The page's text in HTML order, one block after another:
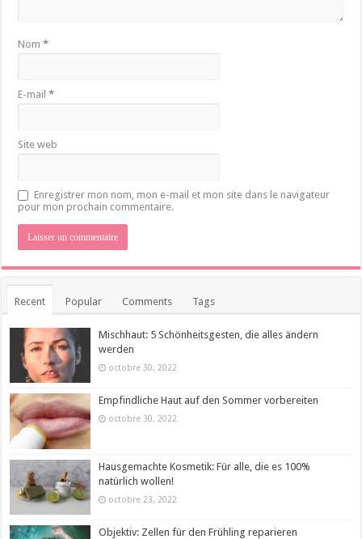
Nom*
E-mail*
Site web
Enregistrer mon nom, mon e-mail et mon site dans le navigateur
pour mon prochain commentaire.
Recent Popular Comments Tags
Mischhaut: 5 Schönheitsgesten, die alles ändern
werden
octobre 30, 2022
Empfindliche Haut auf den Sommer vorbereiten
octobre 30, 2022
Hausgemachte Kosmetik: Für alle, die es 100%
natürlich wollen!
octobre 23, 2022
Objektiv: Zellen für den Frühling reparieren